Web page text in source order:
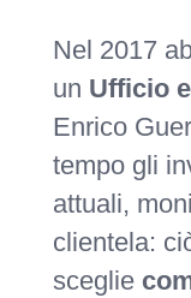
Nel 2017
un Ufficio
Enrico
tempo gli
attuali,
clientela:
sceglie